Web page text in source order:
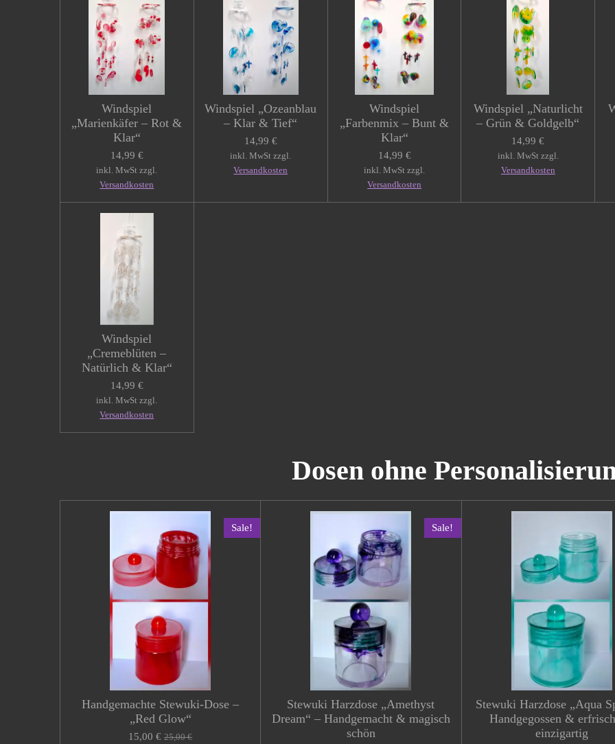
Windspiel
„Marienkäfer – Rot &
Klar“
14,99 €
inkl. MwSt zzgl.
Versandkosten
Windspiel „Ozeanblau
– Klar & Tief“
14,99 €
inkl. MwSt zzgl.
Versandkosten
Windspiel
„Farbenmix – Bunt &
Klar“
14,99 €
inkl. MwSt zzgl.
Versandkosten
Windspiel „Naturlicht
– Grün & Goldgelb“
14,99 €
inkl. MwSt zzgl.
Versandkosten
Windspiel
„Cremeblüten –
Natürlich & Klar“
14,99 €
inkl. MwSt zzgl.
Versandkosten
Dosen ohne
Sale!
Handgemachte Stewuki-Dose –
„Red Glow“
15,00 € 25,00 €
Sale!
Stewuki Harzdose „Amethyst
Dream“ – Handgemacht & magisch
schön
Stewuki Harzdose „Aqua
Handgegossen &
einzigartig